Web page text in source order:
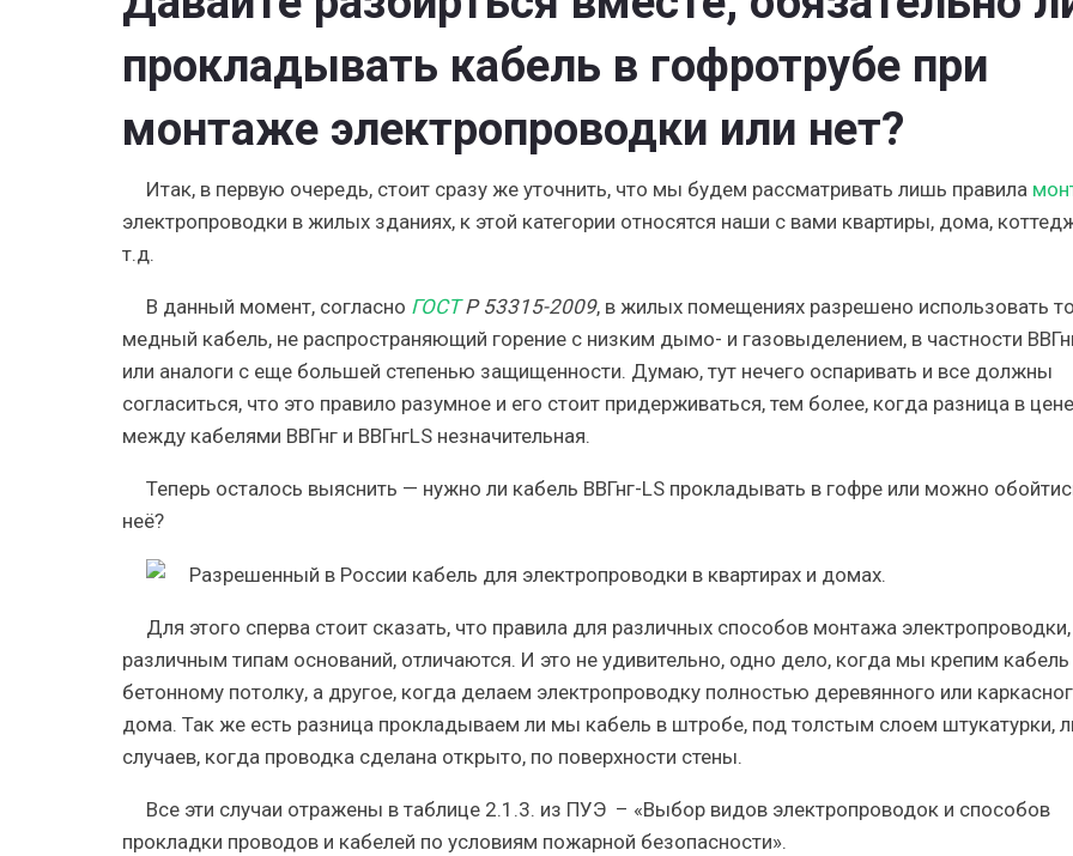
прокладывать кабель в гофротрубе при
монтаже электропроводки или нет?
Итак, в первую очередь, стоит сразу же уточнить, что мы будем рассматривать лишь правила
электропроводки в жилых зданиях, к этой категории относятся наши с вами квартиры, дома,
т.д.
В данный момент, согласно ГОСТР 53315-2009, в жилых помещениях разрешено использовать
медный кабель, не распространяющий горение с низким дымо- и газовыделением, в частности
или аналоги с еще большей степенью защищенности. Думаю, тут нечего оспаривать и все должны
согласиться, что это правило разумное и его стоит придерживаться, тем более, когда разница в цене
между кабелями ВВГнг и ВВГнгLS незначительная.
Теперь осталось выяснить — нужно ли кабель ВВГнг-LS прокладывать в гофре или можно
неё?
Для этого сперва стоит сказать, что правила для различных способов монтажа
различным типам оснований, отличаются. И это не удивительно, одно дело, когда мы крепим кабель
бетонному потолку, а другое, когда делаем электропроводку полностью деревянного или
дома. Так же есть разница прокладываем ли мы кабель в штробе, под толстым слоем штукатурки,
случаев, когда проводка сделана открыто, по поверхности стены.
Все эти случаи отражены в таблице 2.1.3. из ПУЭ – «Выбор видов электропроводок и способов
прокладки проводов и кабелей по условиям пожарной безопасности».